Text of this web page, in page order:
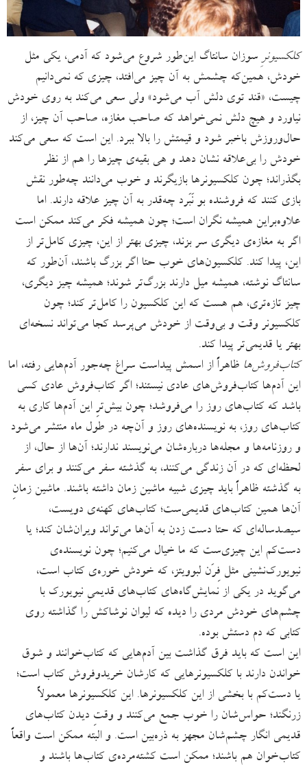
کلکسیونرِ سوزان سانتاگ این‌طور شروع می‌شود که آدمی، یکی مثل
خودش، همین‌که چشمش به آن چیز می‌افتد، چیزی که نمی‌‌دانیم
چیست، «قند توی دلش آب می‌شود» ولی سعی می‌کند به روی خودش
نیاورد و هیچ دلش نمی‌خواهد که صاحب‌ مغازه، صاحب آن چیز، از
حال‌وروزش باخبر شود و قیمتش را بالا ببرد. این است که سعی می‌کند
خودش را بی‌علاقه نشان دهد و هی بقیه‌ی چیزها را هم از نظر
بگذراند؛ چون کلکسیونرها بازیگرند و خوب می‌دانند چه‌طور نقش
بازی کنند که فروشنده بو نَبَرد چه‌قدر به آن چیز علاقه دارند. اما
علاوه‌براین همیشه نگران است؛ چون همیشه فکر می‌کند ممکن است
اگر به مغازه‌ی دیگری سر بزند، چیزی بهتر از این، چیزی کامل‌‌تر از
این، پیدا کند. کلکسیون‌های خوب حتا اگر بزرگ باشند، آن‌طور که
سانتاگ نوشته، همیشه میل دارند بزرگ‌تر شوند؛ همیشه چیز دیگری،
چیز تازه‌تری، هم هست که این کلکسیون را کامل‌تر کند؛ چون
کلکسیونر وقت و بی‌وقت از خودش می‌پرسد کجا می‌‌تواند نسخه‌ای
بهتر یا قدیمی‌تر پیدا کند.
کتاب‌فروش‌ها ظاهراً از اسمش پیداست سراغ چه‌جور آدم‌هایی رفته، اما
این‌ آدم‌ها کتاب‌فروش‌های‌ عادی نیستند؛ اگر کتاب‌فروش عادی کسی
باشد که کتاب‌های روز را می‌فروشد؛ چون بیش‌ترِ این آدم‌ها کاری به
کتاب‌های روز، به نویسنده‌های روز و آن‌چه در طول ماه منتشر می‌شود
و روزنامه‌ها و مجله‌ها درباره‌شان می‌نویسند ندارند؛ آن‌ها از حال، از
لحظه‌ای که در آن زندگی می‌کنند، به گذشته سفر می‌کنند و برای سفر
به گذشته ظاهراً باید چیزی شبیه ماشین زمان داشته باشند. ماشین زمانِ
آن‌ها همین کتاب‌های قدیمی‌ست؛ کتاب‌های کهنه‌ی دویست،
سیصدساله‌ای که حتا دست زدن به آن‌ها می‌تواند ویران‌شان کند؛ یا
دست‌کم این چیزی‌ست که ما خیال می‌کنیم؛ چون نویسنده‌ی
نیویورک‌نشینی مثل فِرَن لبوویتز، که خودش خوره‌ی کتاب است،
می‌گوید در یکی از نمایش‌گاه‌‌های کتاب‌های قدیمیِ نیویورک با
چشم‌های خودش مردی را دیده که لیوان نوشاکش را گذاشته روی
کتابی که دم دستش بوده.
این است که باید فرق گذاشت بین آدم‌هایی که کتاب‌خوانند و شوق
خواندن دارند با کلکسیونرهایی که کارشان خریدوفروش کتاب است؛
یا دست‌کم با بخشی از این کلکسیونرها. این کلکسیونرها معمولاً
زرنگند؛ حواس‌شان را خوب جمع می‌کنند و وقتِ دیدن کتاب‌های
قدیمی انگار چشم‌شان مجهز به ذره‌بین است. و البته ممکن است واقعاً
کتاب‌خوان هم باشند؛ ممکن است کشته‌‌مرده‌ی کتاب‌ها باشند و